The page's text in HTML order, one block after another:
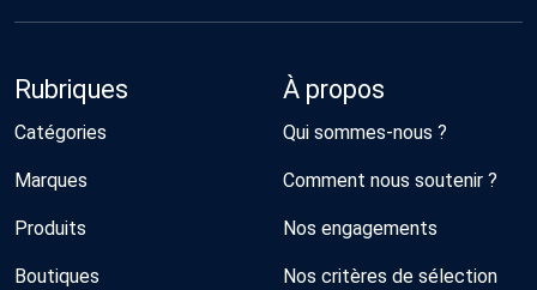
Rubriques
Catégories
Marques
Produits
Boutiques
À propos
Qui sommes-nous ?
Comment nous soutenir ?
Nos engagements
Nos critères de sélection